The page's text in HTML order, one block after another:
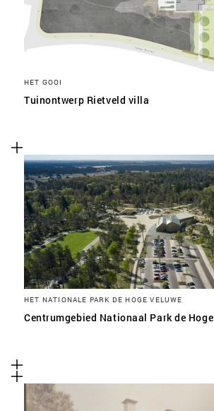
HET GOOI
Tuinontwerp Rietveld villa
HET NATIONALE PARK DE HOGE VELUWE
Centrumgebied Nationaal Park de